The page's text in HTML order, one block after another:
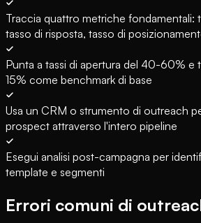
Traccia quattro metriche fondamentali:
tasso di risposta, tasso di
Punta a tassi di apertura del 40-60% e
15% come benchmark di base
Usa un CRM o strumento di outreach
prospect attraverso l'intero pipeline
Esegui analisi post-campagna per
template e segmenti
Errori comuni di